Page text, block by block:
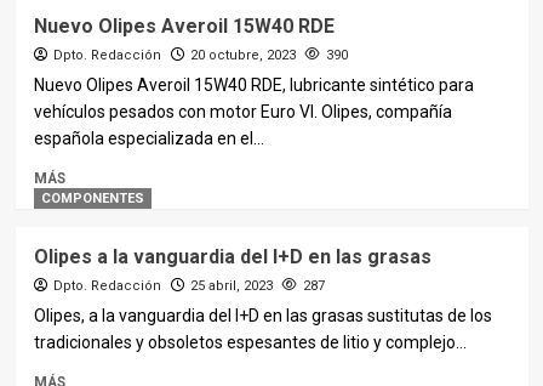
Nuevo Olipes Averoil 15W40 RDE
Dpto. Redacción 20 octubre, 2023 390
Nuevo Olipes Averoil 15W40 RDE, lubricante sintético para
vehículos pesados con motor Euro VI. Olipes, compañía
española especializada en el...
MÁS
COMPONENTES
Olipes a la vanguardia del I+D en las grasas
Dpto. Redacción 25 abril, 2023 287
Olipes, a la vanguardia del I+D en las grasas sustitutas de los
tradicionales y obsoletos espesantes de litio y complejo...